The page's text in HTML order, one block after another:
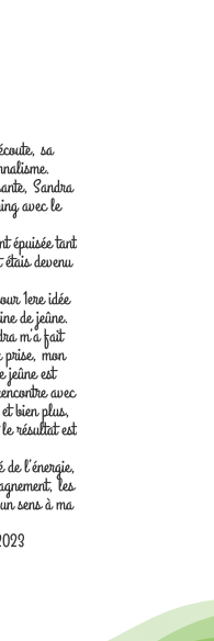
sa
Sandra
avec le
épuisée tant
devenu
1ere idée
de jeûne.
m’a fait
prise, mon
jeûne est
avec
bien plus,
résultat est
l’énergie,
les
sens à ma